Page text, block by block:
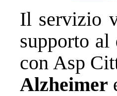
Il servizio
supporto
con Asp
Alzheimer